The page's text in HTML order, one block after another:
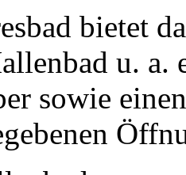
bietet
u.
sowie